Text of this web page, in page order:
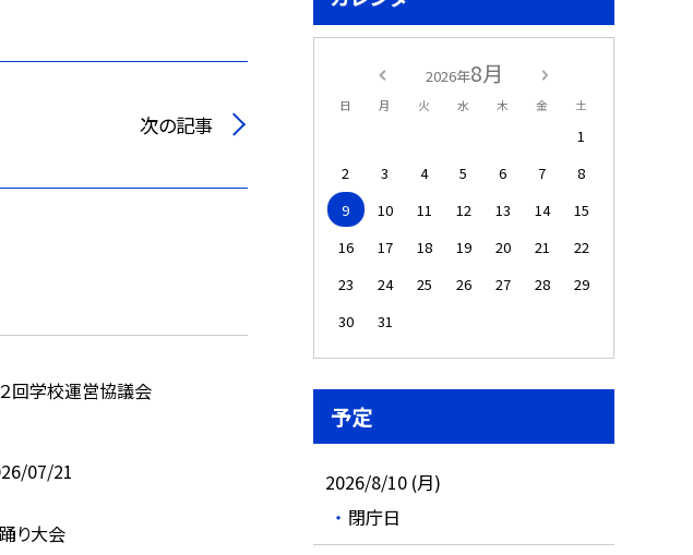
次の記事
回学校運営協議会
07/21
り大会
2026年8月
日 月 火 水 木 金 土
1
2
3 4 5 6 7
8
9
10 11 12 13 14
15
16
17 18 19 20 21
22
23
24 25 26 27 28
29
30
31
予定
2026/8/10 (月)
閉庁日